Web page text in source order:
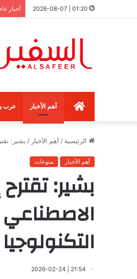
أخبار
الرئيسيةأهم الأخبار عرب
الرئيسية / أهم الأخبار / بشير:
أهم الأخبار منوعات
بشير:
التكنولوجيا